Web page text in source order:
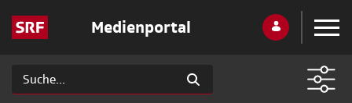
Medienportal